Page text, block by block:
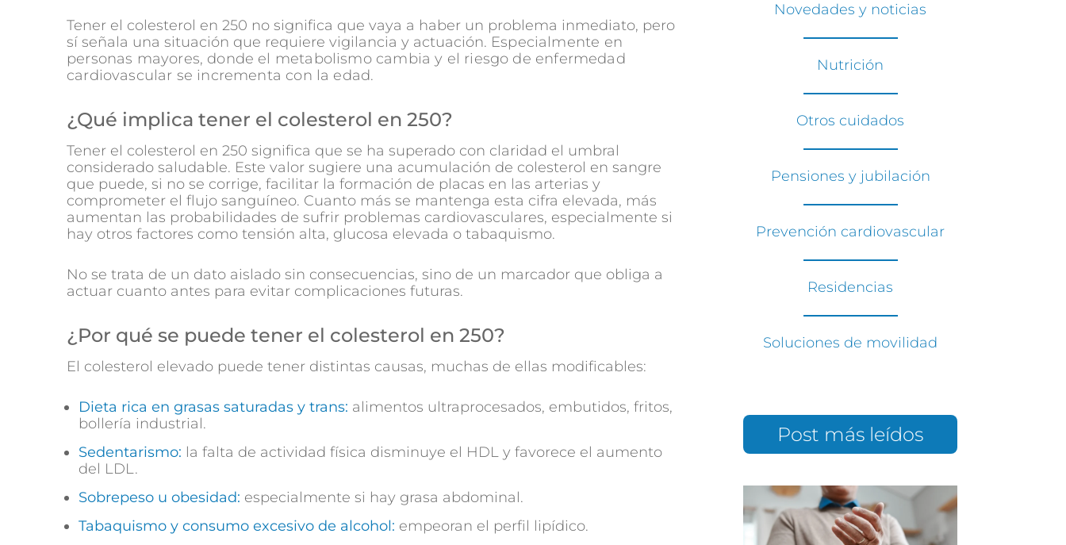
Tener el colesterol en 250 no significa que vaya a haber un problema inmediato, pero
sí señala una situación que requiere vigilancia y actuación. Especialmente en
personas mayores, donde el metabolismo cambia y el riesgo de enfermedad
cardiovascular se incrementa con la edad.
¿Qué implica tener el colesterol en 250?
Tener el colesterol en 250 significa que se ha superado con claridad el umbral
considerado saludable. Este valor sugiere una acumulación de colesterol en sangre
que puede, si no se corrige, facilitar la formación de placas en las arterias y
comprometer el flujo sanguíneo. Cuanto más se mantenga esta cifra elevada, más
aumentan las probabilidades de sufrir problemas cardiovasculares, especialmente si
hay otros factores como tensión alta, glucosa elevada o tabaquismo.
No se trata de un dato aislado sin consecuencias, sino de un marcador que obliga a
actuar cuanto antes para evitar complicaciones futuras.
¿Por qué se puede tener el colesterol en 250?
El colesterol elevado puede tener distintas causas, muchas de ellas modificables:
Dieta rica en grasas saturadas y trans: alimentos ultraprocesados, embutidos, fritos,
bollería industrial.
Sedentarismo: la falta de actividad física disminuye el HDL y favorece el aumento
del LDL.
Sobrepeso u obesidad: especialmente si hay grasa abdominal.
Tabaquismo y consumo excesivo de alcohol: empeoran el perfil lipídico.
Novedades y noticias
Nutrición
Otros cuidados
Pensiones y jubilación
Prevención cardiovascular
Residencias
Soluciones de movilidad
Post más leídos